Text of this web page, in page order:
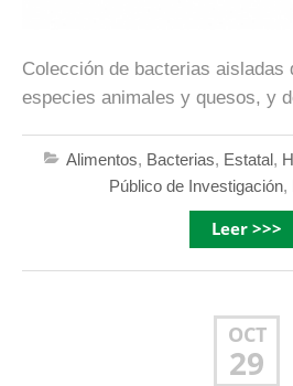
Colección de bacterias aisladas
especies animales y quesos, y
Alimentos, Bacterias, Estatal,
Público de Investigación,
Leer >>>
OCT
29